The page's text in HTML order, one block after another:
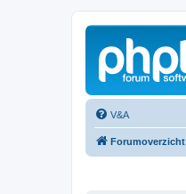
V&A
Forumoverzicht